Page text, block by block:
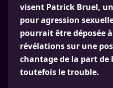
visent Patrick Bruel,
pour agression
pourrait être déposée
révélations sur une
chantage de la part
toutefois le trouble.